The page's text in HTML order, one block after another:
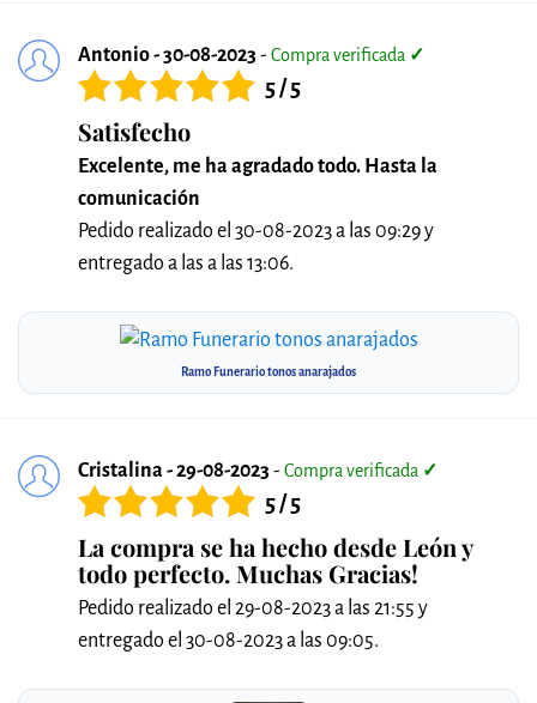
Antonio - 30-08-2023 - Compra verificada ✓
5 / 5
Satisfecho
Excelente, me ha agradado todo. Hasta la
comunicación
Pedido realizado el 30-08-2023 a las 09:29 y
entregado a las a las 13:06.
Ramo Funerario tonos anarajados
Cristalina - 29-08-2023 - Compra verificada ✓
5 / 5
La compra se ha hecho desde León y
todo perfecto. Muchas Gracias!
Pedido realizado el 29-08-2023 a las 21:55 y
entregado el 30-08-2023 a las 09:05.